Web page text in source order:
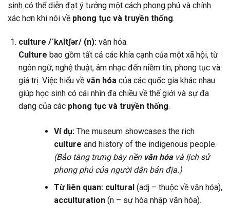
sinh có thể diễn đạt ý tưởng một cách phong phú và chính
xác hơn khi nói về phong tục và truyền thống.
culture /ˈkʌltʃər/ (n):văn hóa.
Culture bao gồm tất cả các khía cạnh của một xã hội, từ
ngôn ngữ, nghệ thuật, âm nhạc đến niềm tin, phong tục và
giá trị. Việc hiểu về văn hóa của các quốc gia khác nhau
giúp học sinh có cái nhìn đa chiều về thế giới và sự đa
dạng của các phong tục và truyền thống.
Ví dụ:The museum showcases the rich
culture and history of the indigenous people.
(Bảo tàng trưng bày nền văn hóavà lịch sử
phong phú của người dân bản địa.)
Từ liên quan: cultural (adj – thuộc về văn hóa),
acculturation(n – sự hòa nhập văn hóa).